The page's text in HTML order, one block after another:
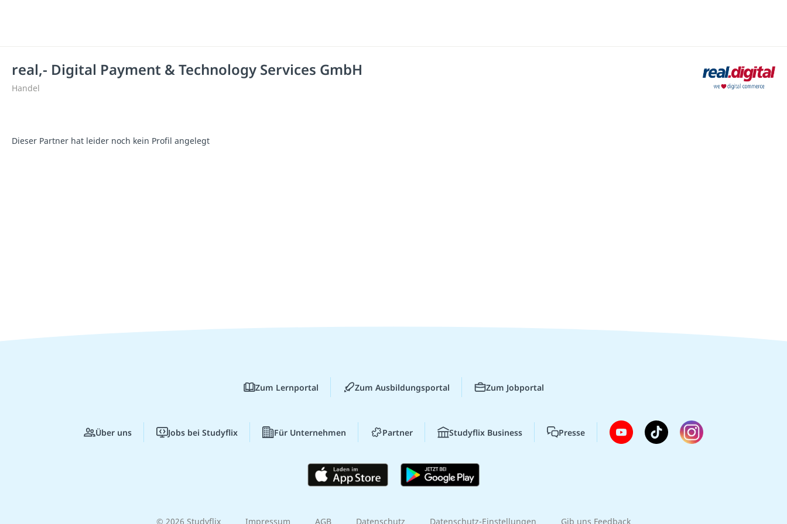
real,- Digital Payment & Technology Services GmbH
Handel
Dieser Partner hat leider noch kein Profil angelegt
Zum Lernportal Zum Ausbildungsportal Zum Jobportal
Über uns Jobs bei Studyflix Für Unternehmen Partner Studyflix Business Presse
© 2026 Studyflix Impressum AGB Datenschutz Datenschutz-Einstellungen Gib uns Feedback